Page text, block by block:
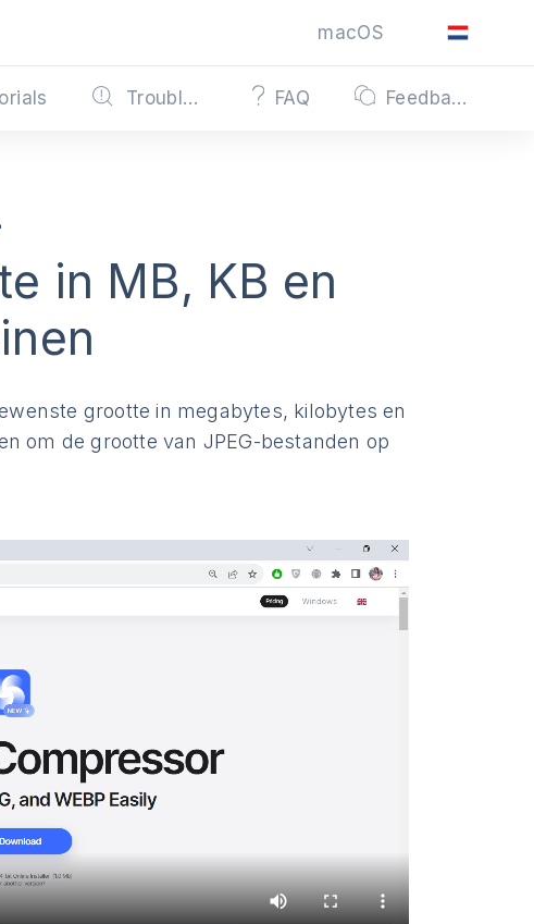
macOS
Troubleshooting FAQ Feedback
in MB, KB en
grootte in megabytes, kilobytes en
om de grootte van JPEG-bestanden op